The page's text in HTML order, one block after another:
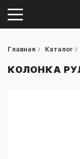
Главная Каталог
КОЛОНКА